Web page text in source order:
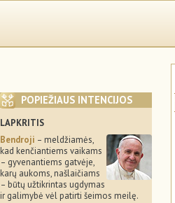
POPIEŽIAUS INTENCIJOS
LAPKRITIS
Bendroji – meldžiamės,
kad kenčiantiems vaikams
– gyvenantiems gatvėje,
karų aukoms, našlaičiams
– būtų užtikrintas ugdymas
ir galimybė vėl patirti šeimos meilę.